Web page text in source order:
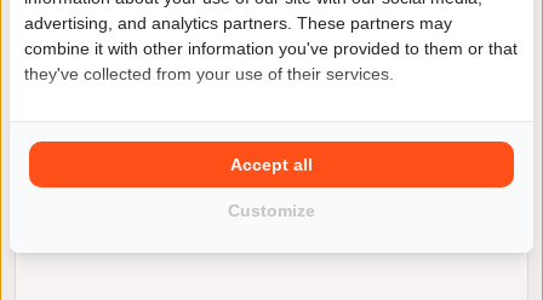
stationair en reageert hij zonder haperen op gas.
Tijdens een proefrit geeft ook de aandrijflijn veel
informatie: voelt de koppeling gelijkmatig, schakelt
Gewicht, zithouding en
advertising, and analytics partners. These partners may
combine it with other information you've provided to them or that
they've collected from your use of their services.
Customize
Accept all